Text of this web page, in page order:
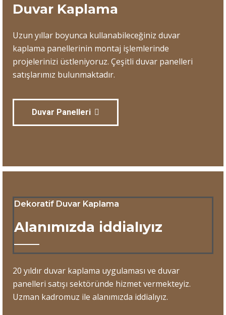
Duvar Kaplama
Uzun yıllar boyunca kullanabileceğiniz duvar
kaplama panellerinin montaj işlemlerinde
projelerinizi üstleniyoruz. Çeşitli duvar panelleri
satışlarımız bulunmaktadır.
Duvar Panelleri
Dekoratif Duvar Kaplama
Alanımızda iddialıyız
20 yıldır duvar kaplama uygulaması ve duvar
panelleri satışı sektöründe hizmet vermekteyiz.
Uzman kadromuz ile alanımızda iddialıyız.